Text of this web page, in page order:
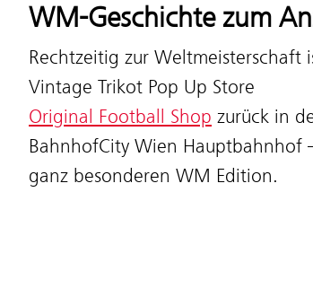
WM-Geschichte zum
Rechtzeitig zur Weltmeisterschaft
Vintage Trikot Pop Up Store
Original Football Shop zurück in
BahnhofCity Wien Hauptbahnhof
ganz besonderen WM Edition.